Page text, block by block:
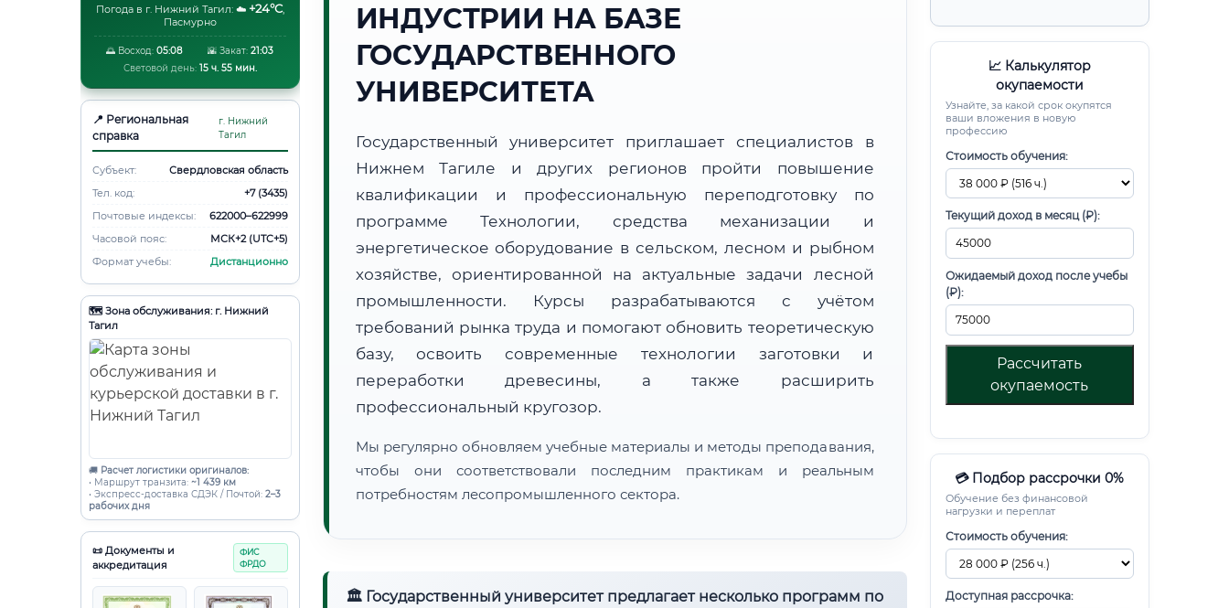
Погода в г. Нижний Тагил: ☁️ +24°C,
Пасмурно
🌅 Восход:05:08 🌇 Закат: 21:03
Световой день: 15 ч. 55 мин.
📍 Региональная
справка
г. Нижний
Тагил
Субъект:
Свердловская область
Тел. код:
+7 (3435)
Почтовые индексы:
622000–622999
Часовой пояс:
МСК+2 (UTC+5)
Формат учебы:
Дистанционно
🗺️ Зона обслуживания: г. Нижний
Тагил
🚚 Расчет логистики оригиналов:
• Маршрут транзита: ~1 439 км
• Экспресс-доставка СДЭК / Почтой: 2–3
рабочих дня
📜 Документы и
аккредитация
ФИС
ФРДО
📈 Калькулятор
окупаемости
Узнайте, за какой срок окупятся
ваши вложения в новую
профессию
Стоимость обучения:
Текущий доход в месяц (₽):
Ожидаемый доход после учебы
(₽):
Рассчитать
окупаемость
💳 Подбор рассрочки 0%
Обучение без финансовой
нагрузки и переплат
Стоимость обучения:
Доступная рассрочка:
ИНДУСТРИИ НА БАЗЕ
ГОСУДАРСТВЕННОГО
УНИВЕРСИТЕТА
Государственный университет приглашает специалистов в
Нижнем Тагиле и других регионов пройти повышение
квалификации и профессиональную переподготовку по
программе Технологии, средства механизации и
энергетическое оборудование в сельском, лесном и рыбном
хозяйстве, ориентированной на актуальные задачи лесной
промышленности. Курсы разрабатываются с учётом
требований рынка труда и помогают обновить теоретическую
базу, освоить современные технологии заготовки и
переработки древесины, а также расширить
профессиональный кругозор.
Мы регулярно обновляем учебные материалы и методы преподавания,
чтобы они соответствовали последним практикам и реальным
потребностям лесопромышленного сектора.
🏛 Государственный университет предлагает несколько программ по